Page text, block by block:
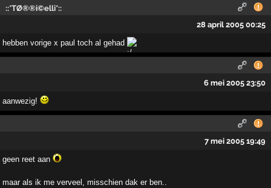
::*TØ®®i©elli*::
28 april 2005 00:25
hebben vorige x paul toch al gehad
6 mei 2005 23:50
aanwezig!
7 mei 2005 19:49
geen reet aan
maar als ik me verveel, misschien dak er ben..